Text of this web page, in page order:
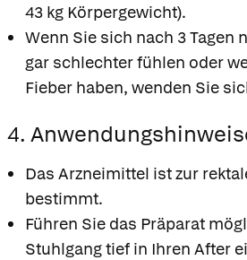
43 kg Körpergewicht).
Wenn Sie sich nach 3 Tagen
gar schlechter fühlen oder
Fieber haben, wenden Sie
4.
Das Arzneimittel ist zur
bestimmt.
Führen Sie das Präparat
Stuhlgang tief in Ihren After